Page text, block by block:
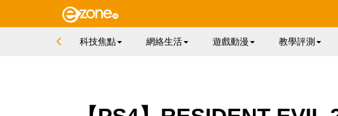
科技焦點 網絡生活 遊戲動漫 教學評測